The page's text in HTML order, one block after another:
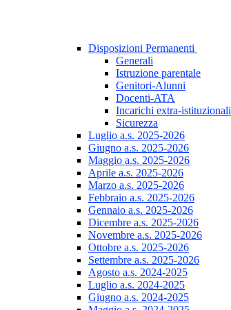
Disposizioni Permanenti
Generali
Istruzione parentale
Genitori-Alunni
Docenti-ATA
Incarichi extra-istituzionali
Sicurezza
Luglio a.s. 2025-2026
Giugno a.s. 2025-2026
Maggio a.s. 2025-2026
Aprile a.s. 2025-2026
Marzo a.s. 2025-2026
Febbraio a.s. 2025-2026
Gennaio a.s. 2025-2026
Dicembre a.s. 2025-2026
Novembre a.s. 2025-2026
Ottobre a.s. 2025-2026
Settembre a.s. 2025-2026
Agosto a.s. 2024-2025
Luglio a.s. 2024-2025
Giugno a.s. 2024-2025